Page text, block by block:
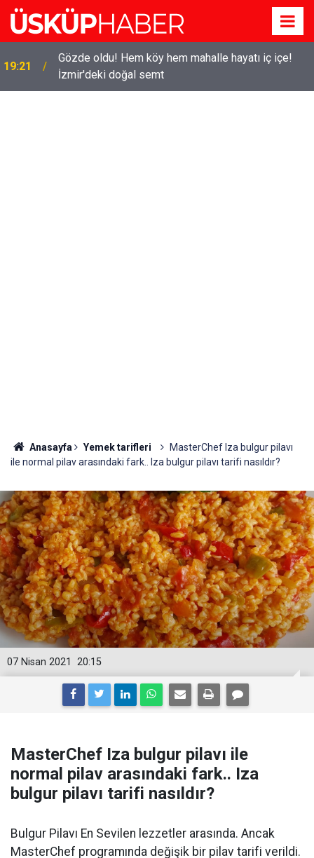
19:21
Gözde oldu! Hem köy hem mahalle hayatı iç içe!
İzmir'deki doğal semt
Anasayfa Yemek tarifleri
MasterChef Iza bulgur pilavı
ile normal pilav arasındaki fark.. Iza bulgur pilavı tarifi nasıldır?
20:15
07 Nisan 2021
MasterChef Iza bulgur pilavı ile
normal pilav arasındaki fark.. Iza
bulgur pilavı tarifi nasıldır?
Bulgur Pilavı En Sevilen lezzetler arasında. Ancak
MasterChef programında değişik bir pilav tarifi verildi.